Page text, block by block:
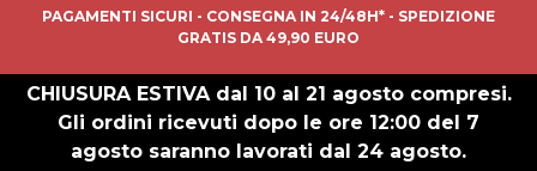
PAGAMENTI SICURI - CONSEGNA IN 24/48H* - SPEDIZIONE
GRATIS DA 49,90 EURO
CHIUSURA ESTIVA dal 10 al 21 agosto compresi.
Gli ordini ricevuti dopo le ore 12:00 del 7
agosto saranno lavorati dal 24 agosto.